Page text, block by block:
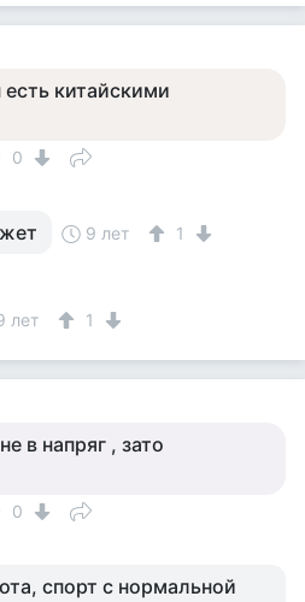
китайскими
0
9 лет 1
лет 1
в напряг , зато
0
спорт с нормальной